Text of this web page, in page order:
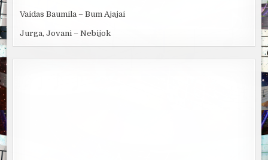
Vaidas Baumila – Bum Ajajai
Jurga, Jovani – Nebijok